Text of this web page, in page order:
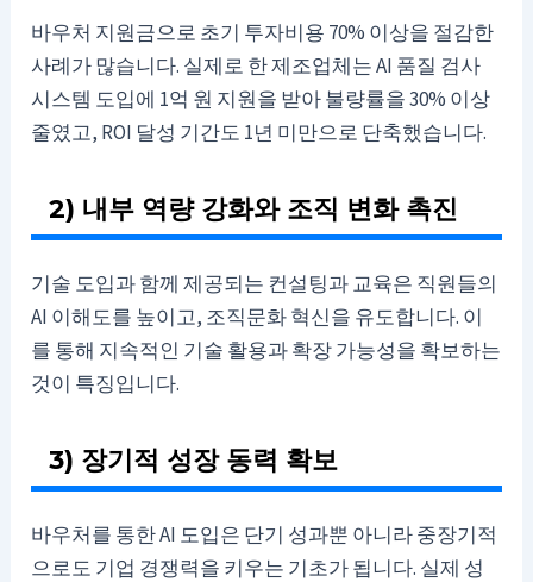
바우처 지원금으로 초기 투자비용 70% 이상을 절감한
사례가 많습니다. 실제로 한 제조업체는 AI 품질 검사
시스템 도입에 1억 원 지원을 받아 불량률을 30% 이상
줄였고, ROI 달성 기간도 1년 미만으로 단축했습니다.
2) 내부 역량 강화와 조직 변화 촉진
기술 도입과 함께 제공되는 컨설팅과 교육은 직원들의
AI 이해도를 높이고, 조직문화 혁신을 유도합니다. 이
를 통해 지속적인 기술 활용과 확장 가능성을 확보하는
것이 특징입니다.
3) 장기적 성장 동력 확보
바우처를 통한 AI 도입은 단기 성과뿐 아니라 중장기적
으로도 기업 경쟁력을 키우는 기초가 됩니다. 실제 성